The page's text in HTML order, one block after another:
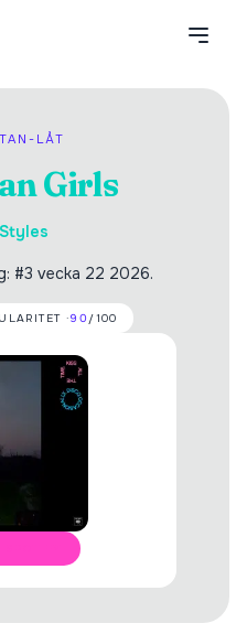
LÅT
Girls
#3 vecka 22 2026.
·90 /100